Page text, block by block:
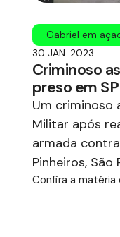
Gabriel em
30 JAN. 2023
Criminoso
preso em SP
Um criminoso
Militar após
armada
Pinheiros, São
Confira a